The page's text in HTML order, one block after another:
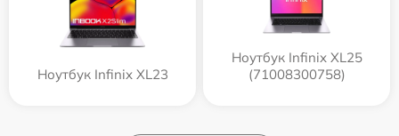
Ноутбук Infinix XL23
Ноутбук Infinix XL25
(71008300758)